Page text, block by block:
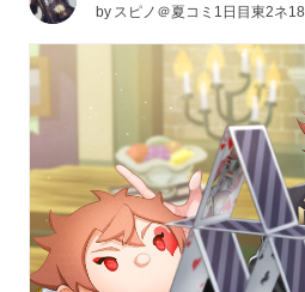
by スピノ＠夏コミ1日目東2ネ18